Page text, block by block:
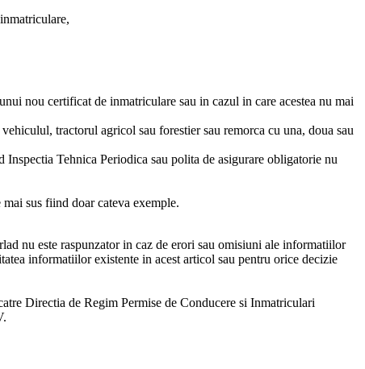
nou certificat de inmatriculare sau in cazul in care acestea nu mai
tractorul agricol sau forestier sau remorca cu una, doua sau
Tehnica Periodica sau polita de asigurare obligatorie nu
sus fiind doar cateva exemple.
nu este raspunzator in caz de erori sau omisiuni ale informatiilor
informatiilor existente in acest articol sau pentru orice decizie
Directia de Regim Permise de Conducere si Inmatriculari